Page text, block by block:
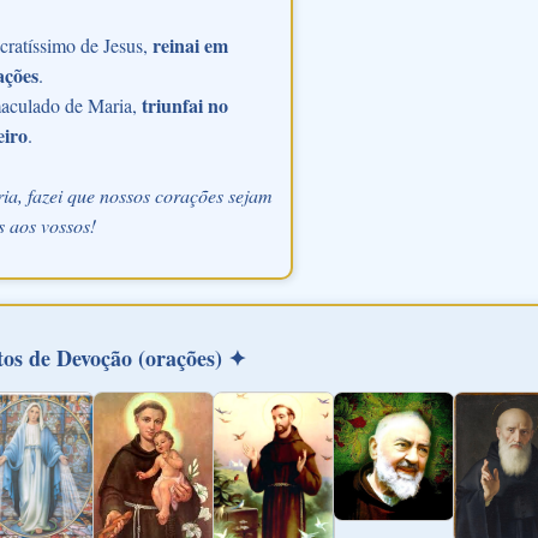
de Jesus, reinai em
.
de Maria, triunfai no
.
fazei que nossos corações sejam
aos vossos!
de Devoção (orações) ✦